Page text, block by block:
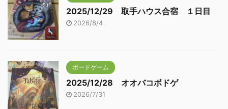
2025/12/29 取手ハウス合宿 １日目
2026/8/4
ボードゲーム
2025/12/28 オオバコボドゲ
2026/7/31